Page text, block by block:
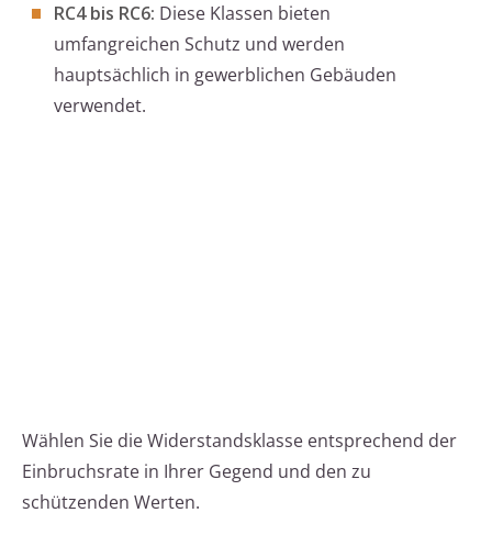
RC4 bis RC6: Diese Klassen bieten
umfangreichen Schutz und werden
hauptsächlich in gewerblichen Gebäuden
verwendet.
Wählen Sie die Widerstandsklasse entsprechend der
Einbruchsrate in Ihrer Gegend und den zu
schützenden Werten.